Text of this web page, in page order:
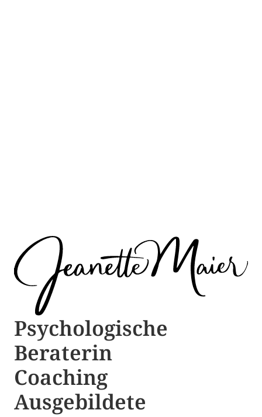
Psychologische ​​
Beraterin
Coaching
Ausgebildete​ ​